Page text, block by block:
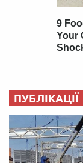
ПУБЛІКАЦІЇ